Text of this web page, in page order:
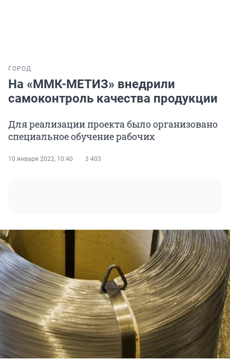
ГОРОД
На «ММК-МЕТИЗ» внедрили
самоконтроль качества продукции
Для реализации проекта было организовано
специальное обучение рабочих
10 января 2022, 10:40 3 403